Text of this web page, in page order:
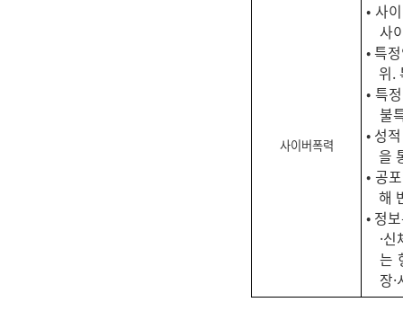
사이버폭력
• 사
사
• 특
위.
• 특
불
• 성
을
• 공
해
• 정
·
는
장